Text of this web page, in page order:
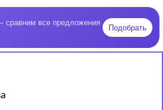
сравним все предложения
Подобрать